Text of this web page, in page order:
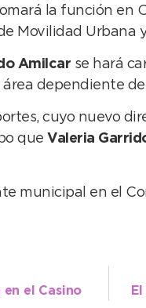
la función en
Movilidad Urbana
Amilcar se hará
dependiente
cuyo nuevo
que Valeria
municipal en el
el Casino